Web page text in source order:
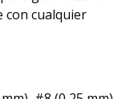
con cualquier